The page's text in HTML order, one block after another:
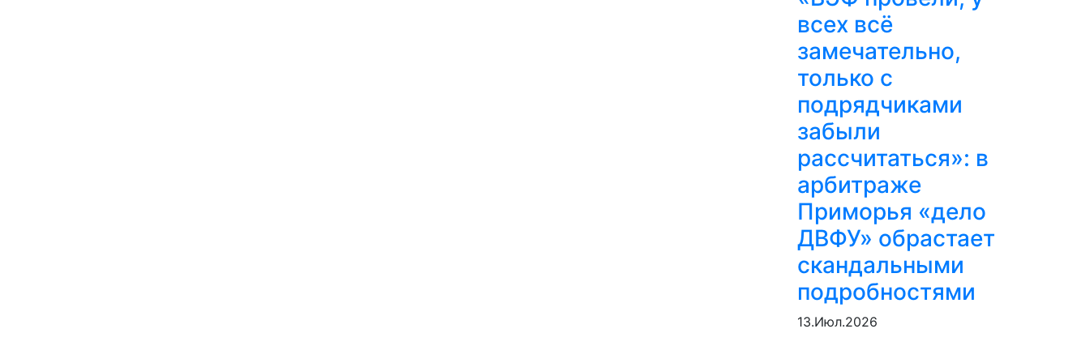
всех всё
замечательно,
только с
подрядчиками
забыли
рассчитаться»: в
арбитраже
Приморья «дело
ДВФУ» обрастает
скандальными
подробностями
13.Июл.2026